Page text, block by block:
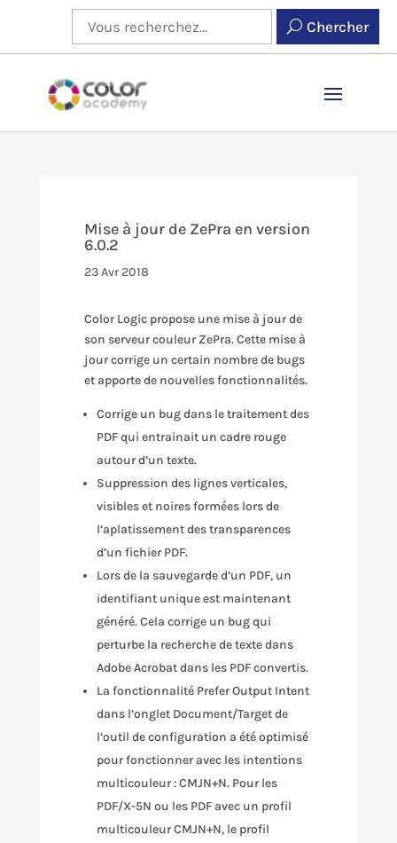
Chercher
Mise à jour de ZePra en version
6.0.2
23 Avr 2018
Color Logic propose une mise à jour de
son serveur couleur ZePra. Cette mise à
jour corrige un certain nombre de bugs
et apporte de nouvelles fonctionnalités.
Corrige un bug dans le traitement des
PDF qui entrainait un cadre rouge
autour d’un texte.
Suppression des lignes verticales,
visibles et noires formées lors de
l’aplatissement des transparences
d’un fichier PDF.
Lors de la sauvegarde d’un PDF, un
identifiant unique est maintenant
généré. Cela corrige un bug qui
perturbe la recherche de texte dans
Adobe Acrobat dans les PDF convertis.
La fonctionnalité Prefer Output Intent
dans l’onglet Document/Target de
l’outil de configuration a été optimisé
pour fonctionner avec les intentions
multicouleur : CMJN+N. Pour les
PDF/X-5N ou les PDF avec un profil
multicouleur CMJN+N, le profil